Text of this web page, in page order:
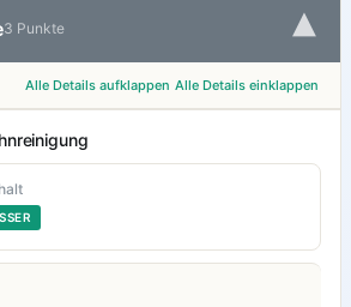
3 Punkte ▾
Alle Details aufklappen Alle Details einklappen